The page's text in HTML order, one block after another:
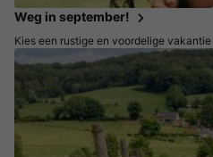
Weg in september!
Kies een rustige en voordelige vakantie